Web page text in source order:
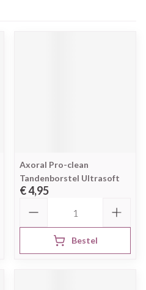
Axoral Pro-clean
Tandenborstel Ultrasoft
€ 4,95
Bestel